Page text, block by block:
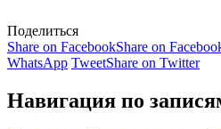
Поделиться
Share on FacebookShare on
WhatsApp TweetShare on Twitter
Навигация по